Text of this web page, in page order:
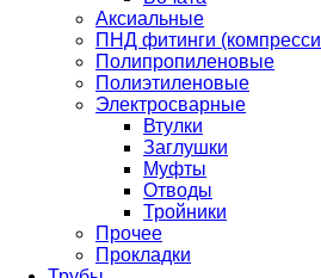
Аксиальные
ПНД фитинги
Полипропиленовые
Полиэтиленовые
Электросварные
Втулки
Заглушки
Муфты
Отводы
Тройники
Прочее
Прокладки